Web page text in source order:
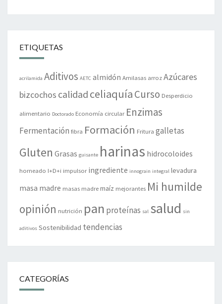
ETIQUETAS
acrilamida Aditivos AETC almidón Amilasas arrozAzúcares
bizcochos calidad celiaquíaCurso Desperdicio
alimentario Doctorado Economía circular Enzimas
Fermentación fibra Formación Fritura galletas
Gluten Grasas guisante harinas hidrocoloides
horneado I+D+i impulsor ingrediente innograin integral levadura
masa madre masas madremaíz mejorantes Mi humilde
opinión nutrición pan proteínas sal salud sin
aditivos Sostenibilidad tendencias
CATEGORÍAS